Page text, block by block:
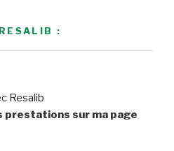
:
Resalib
sur ma page